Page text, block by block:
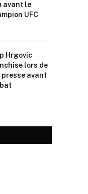
avant le
UFC
Hrgovic
lors de
avant